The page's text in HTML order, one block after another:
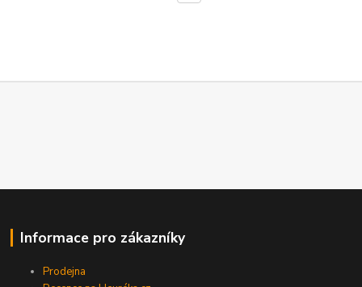
Informace pro zákazníky
Prodejna